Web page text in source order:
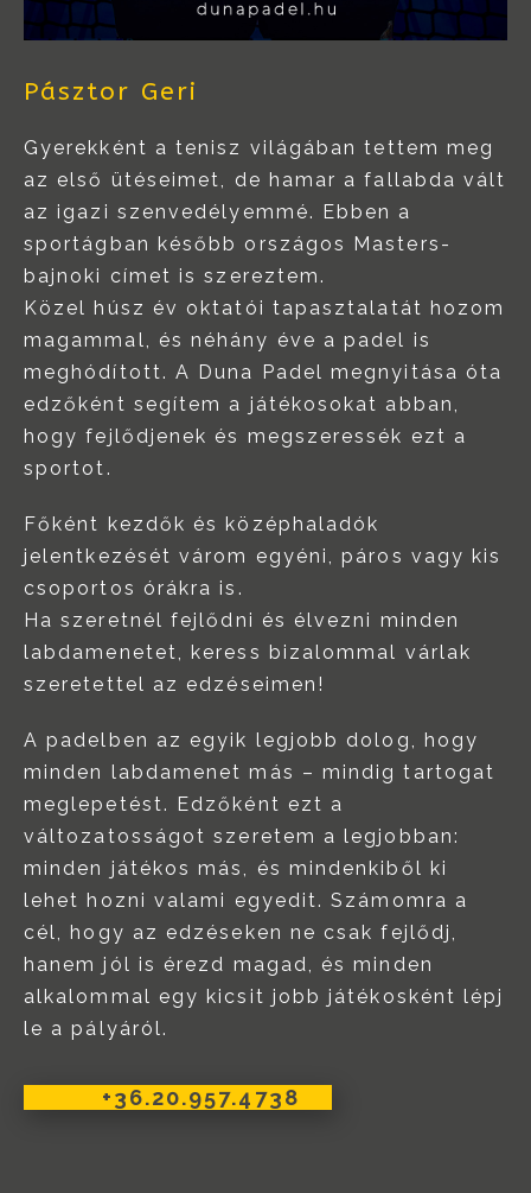
Pásztor Geri
Gyerekként a tenisz világában tettem meg
az első ütéseimet, de hamar a fallabda vált
az igazi szenvedélyemmé. Ebben a
sportágban később országos Masters-
bajnoki címet is szereztem.
Közel húsz év oktatói tapasztalatát hozom
magammal, és néhány éve a padel is
meghódított. A Duna Padel megnyitása óta
edzőként segítem a játékosokat abban,
hogy fejlődjenek és megszeressék ezt a
sportot.
Főként kezdők és középhaladók
jelentkezését várom egyéni, páros vagy kis
csoportos órákra is.
Ha szeretnél fejlődni és élvezni minden
labdamenetet, keress bizalommal várlak
szeretettel az edzéseimen!
A padelben az egyik legjobb dolog, hogy
minden labdamenet más – mindig tartogat
meglepetést. Edzőként ezt a
változatosságot szeretem a legjobban:
minden játékos más, és mindenkiből ki
lehet hozni valami egyedit. Számomra a
cél, hogy az edzéseken ne csak fejlődj,
hanem jól is érezd magad, és minden
alkalommal egy kicsit jobb játékosként lépj
le a pályáról.
+36.20.957.4738